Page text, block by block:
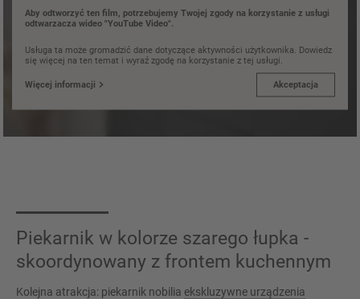
Aby odtworzyć ten film, potrzebujemy Twojej zgody na korzystanie z usługi
odtwarzacza wideo "YouTube Video".
Usługa ta może gromadzić dane dotyczące aktywności użytkownika. Dowiedz
się więcej na ten temat i wyraź zgodę na korzystanie z tej usługi.
Więcej informacji Akceptacja
Piekarnik w kolorze szarego łupka -
skoordynowany z frontem kuchennym
Kolejna atrakcja: piekarnik nobilia ekskluzywne urządzenia